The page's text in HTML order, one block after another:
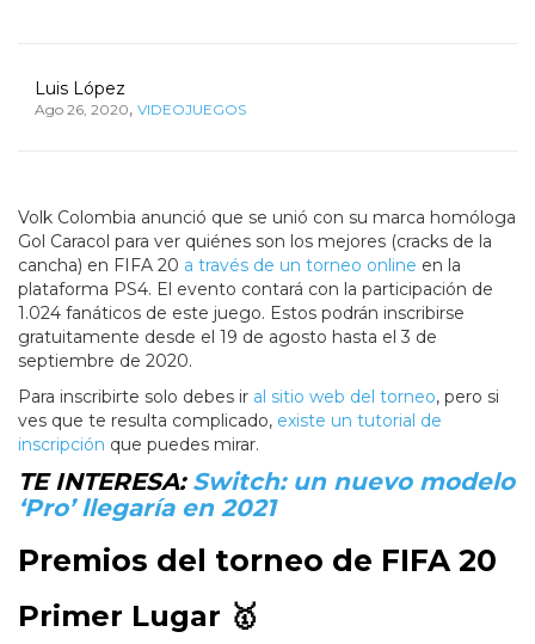
Luis López
Ago 26, 2020, VIDEOJUEGOS
Volk Colombia anunció que se unió con su marca homóloga
Gol Caracol para ver quiénes son los mejores (cracks de la
cancha) en FIFA 20 a través de un torneo online en la
plataforma PS4. El evento contará con la participación de
1.024 fanáticos de este juego. Estos podrán inscribirse
gratuitamente desde el 19 de agosto hasta el 3 de
septiembre de 2020.
Para inscribirte solo debes ir al sitio web del torneo, pero si
ves que te resulta complicado, existe un tutorial de
inscripción que puedes mirar.
TE INTERESA: Switch: un nuevo modelo
‘Pro’ llegaría en 2021
Premios del torneo de FIFA 20
Primer Lugar 🥇